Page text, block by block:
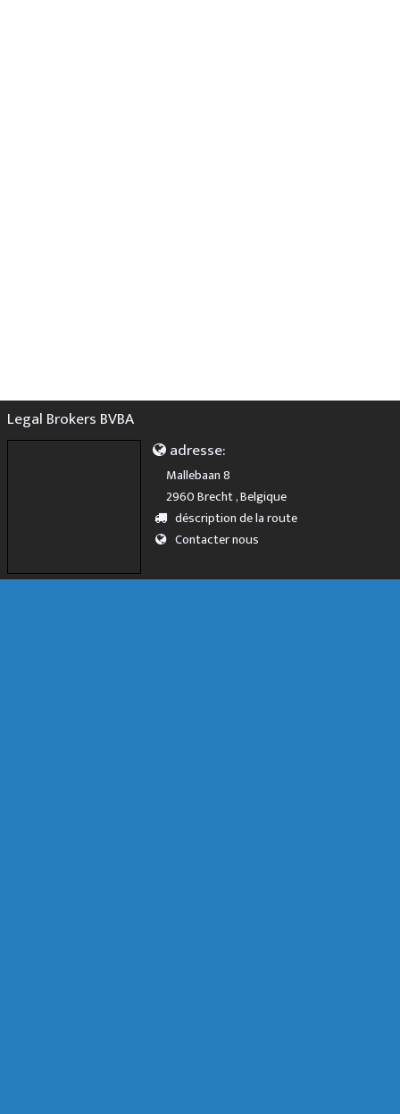
Legal Brokers BVBA
adresse:
Mallebaan 8
2960 Brecht , Belgique
déscription de la route
Contacter nous